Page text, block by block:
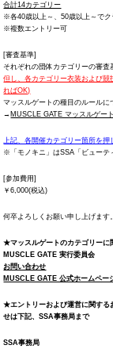
合計14カテゴリー
※各40歳以上～、50歳以上～でク
※複数エントリー可
[審査基準]
それぞれの団体カテゴリーの審査
但し、各カテゴリー衣装および
ればOK)
マッスルゲートの種目のルールに
→ MUSCLE GATE マッスルゲート
上記、各開催カテゴリー箇所を押
※「モノキニ」はSSA「ビューテ
[参加費用]
￥6,000(税込)
何卒よろしくお願い申し上げます。
★マッスルゲートのカテゴリーに
MUSCLE GATE 実行委員会
お問い合わせ
MUSCLE GATE 公式ホームペー
★エントリーおよび運営に関する
せは下記、SSA事務局まで
SSA事務局